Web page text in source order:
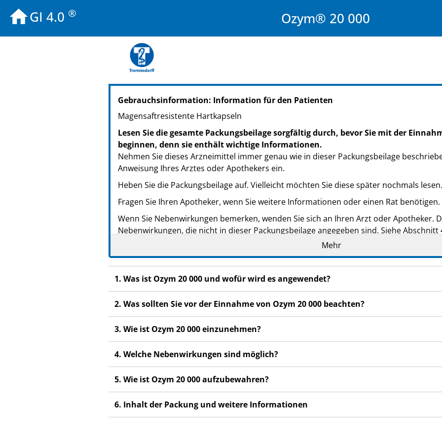
GI 4.0 ® Ozym® 20 000
PZN: 06958112
PPN: 110695811251
GTIN: 04260083220108
PPN: 110695812941
GTIN: 04260083220115
Gebrauchsinformation: Information für den Patienten
Magensaftresistente Hartkapseln
Lesen Sie die gesamte Packungsbeilage sorgfältig durch, bevor Sie mit der
beginnen, denn sie enthält wichtige Informationen.
Nehmen Sie dieses Arzneimittel immer genau wie in dieser Packungsbeilage
Anweisung Ihres Arztes oder Apothekers ein.
Heben Sie die Packungsbeilage auf. Vielleicht möchten Sie diese später nochmals lesen.
Fragen Sie Ihren Apotheker, wenn Sie weitere Informationen oder einen Rat benötigen.
Wenn Sie Nebenwirkungen bemerken, wenden Sie sich an Ihren Arzt oder Apotheker.
Nebenwirkungen, die nicht in dieser Packungsbeilage angegeben sind. Siehe Abschnitt
Wenn Sie sich nicht besser oder gar schlechter fühlen, wenden Sie sich an Ihren Arzt.
Mehr
1. Was ist Ozym 20 000 und wofür wird es angewendet?
2. Was sollten Sie vor der Einnahme von Ozym 20 000 beachten?
3. Wie ist Ozym 20 000 einzunehmen?
4. Welche Nebenwirkungen sind möglich?
5. Wie ist Ozym 20 000 aufzubewahren?
6. Inhalt der Packung und weitere Informationen